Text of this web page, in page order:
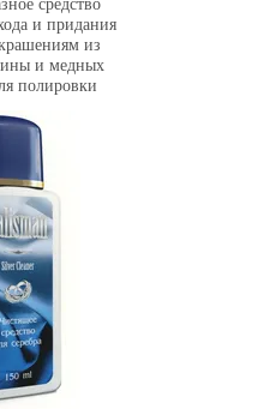
и придания
из
и медных
полировки
также столовых
мельхиора.
металла.